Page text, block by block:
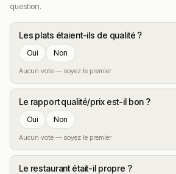
question.
Les plats étaient-ils de qualité ?
Oui Non
Aucun vote — soyez le premier
Le rapport qualité/prix est-il bon ?
Oui Non
Aucun vote — soyez le premier
Le restaurant était-il propre ?